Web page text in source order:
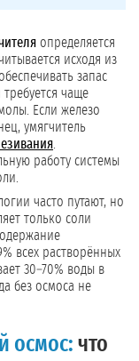
определяется
исходя из
запас
чаще
Если железо
умягчитель
работу системы
часто путают, но
только соли
всех растворённых
30–70% воды в
без осмоса не
осмос: что